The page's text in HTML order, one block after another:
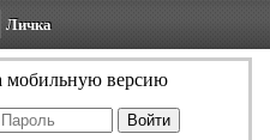
Личка
мобильную версию